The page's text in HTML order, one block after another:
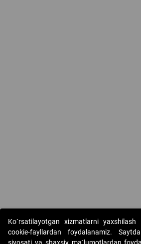
Ko`rsatilayotgan xizmatlarni
cookie-fayllardan foydalanamiz.
siyosati va shaxsiy ma`lumotlardan